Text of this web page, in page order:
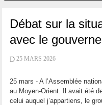
Débat sur la
avec le
D 25 MARS 2026
25 mars - A l’Assemblée
au Moyen-Orient. Il avait été
celui auquel j’appartiens, le